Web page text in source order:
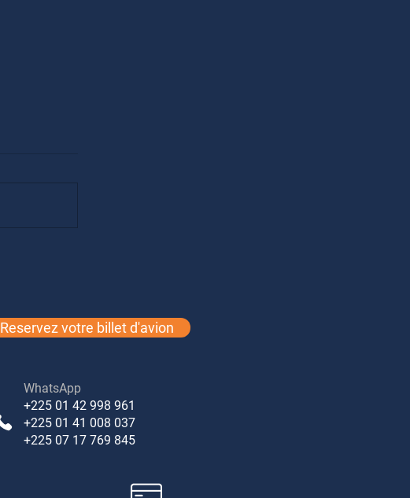
Activités Touristiques
Reservez votre billet d'avion
WhatsApp
+225 01 42 998 961
+225 01 41 008 037
+225 07 17 769 845​​